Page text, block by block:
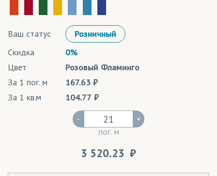
Ваш статус
Розничный
Скидка
0%
Цвет
Розовый Фламинго
За 1 пог. м
167.63
За 1 кв.м
104.77
-
пог. м
+
3 520.23